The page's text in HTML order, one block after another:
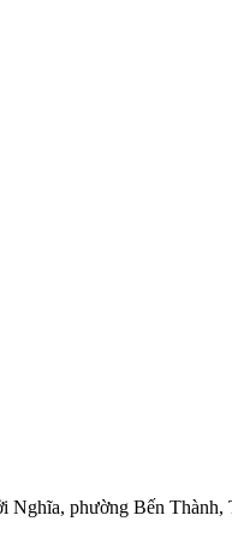
Nghĩa, phường Bến Thành,